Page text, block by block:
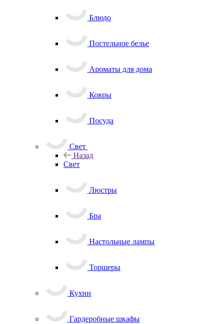
Блюдо
Постельное белье
Ароматы для дома
Ковры
Посуда
Свет
Назад
Свет
Люстры
Бра
Настольные лампы
Торшеры
Кухни
Гардеробные шкафы